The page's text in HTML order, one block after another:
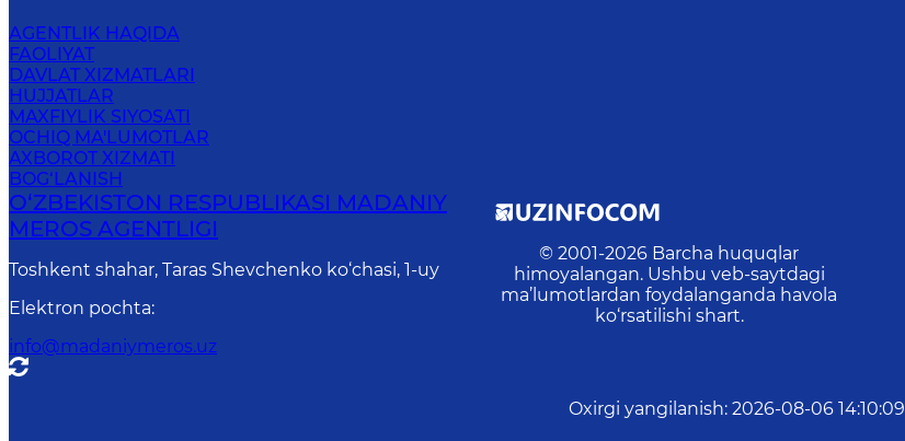
AGENTLIK HAQIDA
FAOLIYAT
DAVLAT XIZMATLARI
HUJJATLAR
MAXFIYLIK SIYOSATI
OCHIQ MA'LUMOTLAR
AXBOROT XIZMATI
BOG‘LANISH
O‘ZBEKISTON RESPUBLIKASI MADANIY
MEROS AGENTLIGI
Toshkent shahar, Taras Shevchenko ko‘chasi, 1-uy
Elektron pochta:
info@madaniymeros.uz
© 2001-2026 Barcha huquqlar
himoyalangan. Ushbu veb-saytdagi
ma’lumotlardan foydalanganda havola
ko‘rsatilishi shart.
Oxirgi yangilanish: 2026-08-06 14:10:09